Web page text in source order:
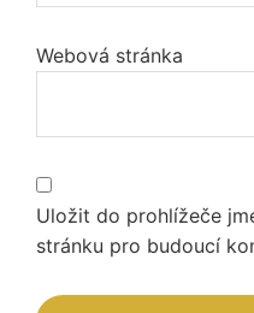
Webová stránka
Uložit do prohlížeče
stránku pro budoucí